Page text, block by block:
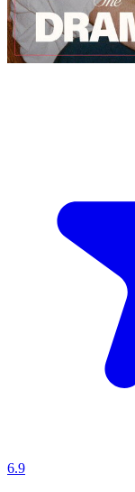
6.9